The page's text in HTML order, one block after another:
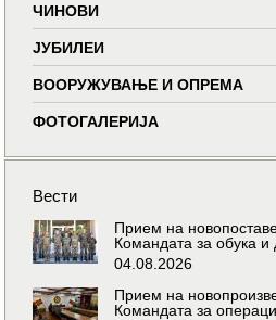
ЧИНОВИ
ЈУБИЛЕИ
ВООРУЖУВАЊЕ И ОПРЕМА
ФОТОГАЛЕРИЈА
Вести
Прием на
Командата за обука и
04.08.2026
Прием на
Командата за